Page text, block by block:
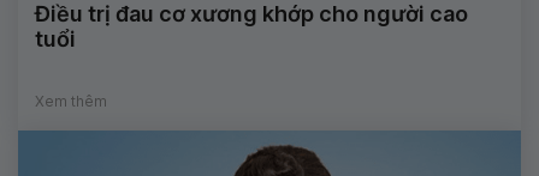
Điều trị đau cơ xương khớp cho người cao
tuổi
Xem thêm